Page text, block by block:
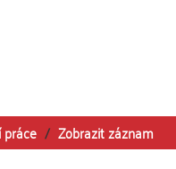
práce
Zobrazit záznam